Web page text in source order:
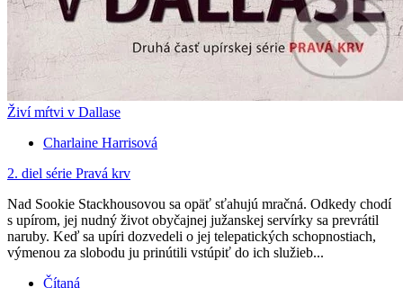
Živí mŕtvi v Dallase
Charlaine Harrisová
2. diel série Pravá krv
Nad Sookie Stackhousovou sa opäť sťahujú mračná. Odkedy chodí
s upírom, jej nudný život obyčajnej južanskej servírky sa prevrátil
naruby. Keď sa upíri dozvedeli o jej telepatických schopnostiach,
výmenou za slobodu ju prinútili vstúpiť do ich služieb...
Čítaná